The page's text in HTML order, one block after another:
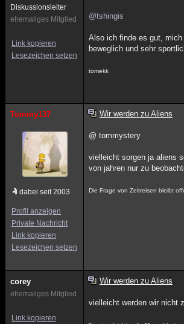
Diskussionsleiter
ehemaliges Mitglied
Link kopieren
Lesezeichen setzen
@tshingis
Also ich finde es gut,
beweglich und sehr
tomekk
Tommy137
dabei seit 2003
Profil anzeigen
Private Nachricht
Link kopieren
Lesezeichen setzen
Wir werden zu Aliens
@ tommystery
vielleicht sorgen ja aliens
von jahren nur zu
Die Frage von Zeitreisen bleibt
corey
ehemaliges Mitglied
Link kopieren
Wir werden zu Aliens
vielleicht werden wir nicht